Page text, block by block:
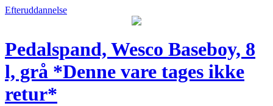
Efteruddannelse
Pedalspand, Wesco Baseboy, 8
l, grå *Denne vare tages ikke
retur*